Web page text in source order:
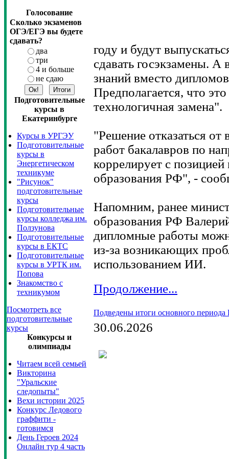
Голосование
Сколько экзаменов
ОГЭ/ЕГЭ вы будете
сдавать?
два
три
4 и больше
не сдаю
Подготовительные
курсы в
Екатеринбурге
Курсы в УРГЭУ
Подготовительные
курсы в
Энергетическом
техникуме
"Рисунок"
подготовительные
курсы
Подготовительные
курсы колледжа им.
Ползунова
Подготовительные
курсы в ЕКТС
Подготовительные
курсы в УРТК им.
Попова
Знакомство с
техникумом
Посмотреть все
подготовительные
курсы
Конкурсы и
олимпиады
Читаем всей семьей
Викторина
"Уральские
следопыты"
Вехи истории 2025
Конкурс Ледового
граффити -
готовимся
День Героев 2024
Онлайн тур 4 часть
году и будут
сдавать госэкзамены. А
знаний вместо
Предполагается, что
технологичная замена".
"Решение отказаться
работ бакалавров по
коррелирует с
образования РФ", -
Напомним, ранее
образования РФ
дипломные работы
из-за возникающих
использованием ИИ.
Продолжение...
Подведены итоги основного
30.06.2026